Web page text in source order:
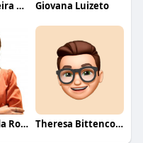
Suellen Moreira Parente de Oliveira Giovana Luizeto
Laura Gallo da Rosa Theresa Bittencourt